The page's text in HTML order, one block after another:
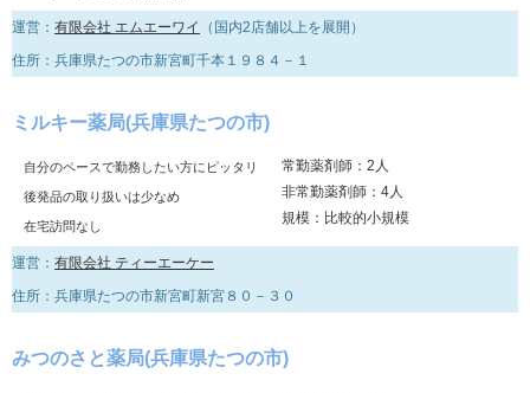
運営： 有限会社 エムエーワイ
（国内2店舗以上を展開）
住所：兵庫県たつの市新宮町千本１９８４－１
ミルキー薬局(兵庫県たつの市)
自分のペースで勤務したい方にピッタリ
後発品の取り扱いは少なめ
在宅訪問なし
常勤薬剤師：2人
非常勤薬剤師：4人
規模：比較的小規模
運営： 有限会社 ティーエーケー
住所：兵庫県たつの市新宮町新宮８０－３０
みつのさと薬局(兵庫県たつの市)